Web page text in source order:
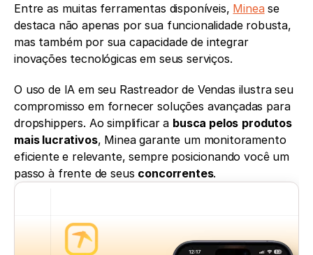
Entre as muitas ferramentas disponíveis, Minea se
destaca não apenas por sua funcionalidade robusta,
mas também por sua capacidade de integrar
inovações tecnológicas em seus serviços.
O uso de IA em seu Rastreador de Vendas ilustra seu
compromisso em fornecer soluções avançadas para
dropshippers. Ao simplificar a busca pelos produtos
mais lucrativos, Minea garante um monitoramento
eficiente e relevante, sempre posicionando você um
passo à frente de seus concorrentes.